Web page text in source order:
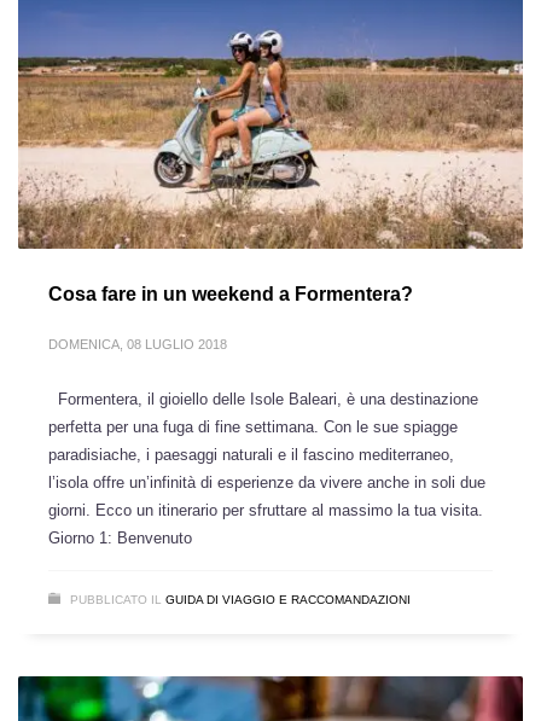
Cosa fare in un weekend a Formentera?
DOMENICA, 08 LUGLIO 2018
Formentera, il gioiello delle Isole Baleari, è una destinazione
perfetta per una fuga di fine settimana. Con le sue spiagge
paradisiache, i paesaggi naturali e il fascino mediterraneo,
l’isola offre un’infinità di esperienze da vivere anche in soli due
giorni. Ecco un itinerario per sfruttare al massimo la tua visita.
Giorno 1: Benvenuto
PUBBLICATO IL GUIDA DI VIAGGIO E RACCOMANDAZIONI